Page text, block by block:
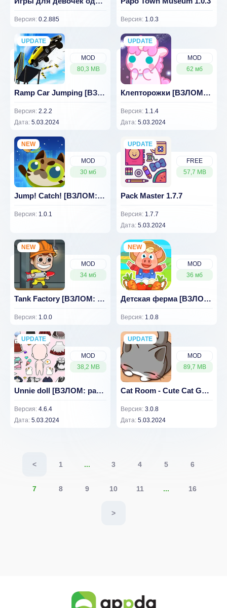
Версия: 0.2.885 Версия: 1.0.3
MOD
80,3 MB
UPDATE
NEW
Ramp Car Jumping [ВЗЛОМ, без рекламы]
Версия: 2.2.2
Дата: 5.03.2024
MOD
62 мб
UPDATE
NEW
Клепторожки [ВЗЛОМ: не уменьшаемые монеты] 1.1.4
Версия: 1.1.4
Дата: 5.03.2024
MOD
30 мб
NEW
Jump! Catch! [ВЗЛОМ: деньги] 1.0.1
Версия: 1.0.1
FREE
57,7 MB
UPDATE
NEW
Pack Master 1.7.7
Версия: 1.7.7
Дата: 5.03.2024
MOD
34 мб
NEW
Tank Factory [ВЗЛОМ: увеличение валюты] 1.0.0
Версия: 1.0.0
MOD
36 мб
NEW
Детская ферма [ВЗЛОМ: неограниченные монеты] 1.0.8
Версия: 1.0.8
MOD
38,2 MB
UPDATE
NEW
Unnie doll [ВЗЛОМ: разблокированы все аксессуары] 4.6.4
Версия: 4.6.4
Дата: 5.03.2024
MOD
89,7 MB
UPDATE
NEW
Cat Room - Cute Cat Games [ВЗЛОМ: бриллианты/золото] 3.0.8
Версия: 3.0.8
Дата: 5.03.2024
< 1 ... 3 4 5 6
7 8 9 10 11 ... 16
>